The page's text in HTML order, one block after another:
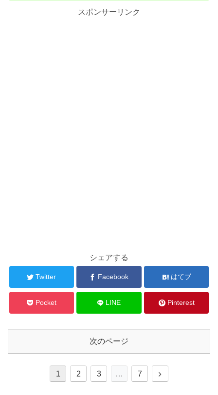
スポンサーリンク
シェアする
Twitter Facebook はてブ
Pocket LINE Pinterest
次のページ
1 2 3 … 7